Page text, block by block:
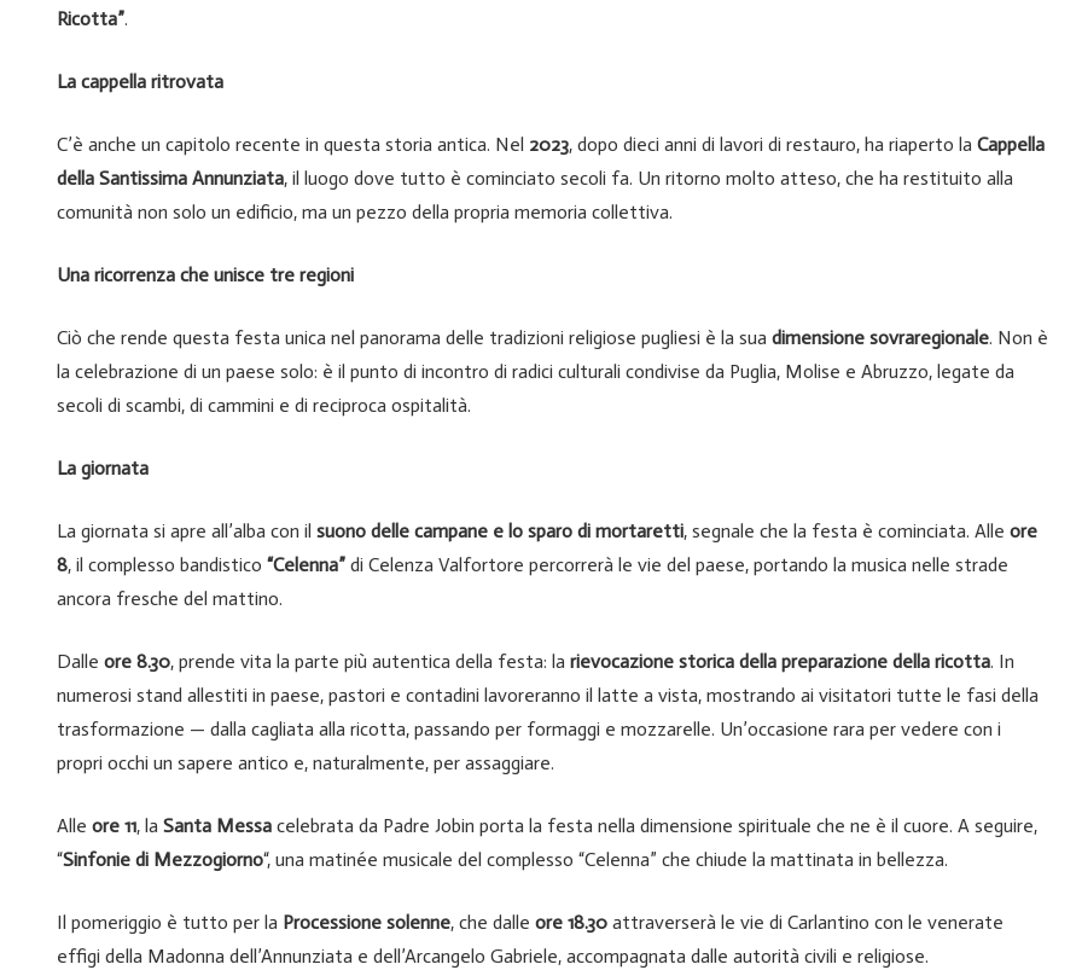
Ricotta”.
La cappella ritrovata
C’è anche un capitolo recente in questa storia antica. Nel 2023, dopo dieci anni di lavori di restauro, ha riaperto la Cappella
della Santissima Annunziata, il luogo dove tutto è cominciato secoli fa. Un ritorno molto atteso, che ha restituito alla
comunità non solo un edificio, ma un pezzo della propria memoria collettiva.
Una ricorrenza che unisce tre regioni
Ciò che rende questa festa unica nel panorama delle tradizioni religiose pugliesi è la sua dimensione sovraregionale. Non è
la celebrazione di un paese solo: è il punto di incontro di radici culturali condivise da Puglia, Molise e Abruzzo, legate da
secoli di scambi, di cammini e di reciproca ospitalità.
La giornata
La giornata si apre all’alba con il suono delle campane e lo sparo di mortaretti, segnale che la festa è cominciata. Alle ore
8, il complesso bandistico “Celenna” di Celenza Valfortore percorrerà le vie del paese, portando la musica nelle strade
ancora fresche del mattino.
Dalle ore 8.30, prende vita la parte più autentica della festa: la rievocazione storica della preparazione della ricotta. In
numerosi stand allestiti in paese, pastori e contadini lavoreranno il latte a vista, mostrando ai visitatori tutte le fasi della
trasformazione — dalla cagliata alla ricotta, passando per formaggi e mozzarelle. Un’occasione rara per vedere con i
propri occhi un sapere antico e, naturalmente, per assaggiare.
Alle ore 11, la Santa Messa celebrata da Padre Jobin porta la festa nella dimensione spirituale che ne è il cuore. A seguire,
“Sinfonie di Mezzogiorno“, una matinée musicale del complesso “Celenna” che chiude la mattinata in bellezza.
Il pomeriggio è tutto per la Processione solenne, che dalle ore 18.30 attraverserà le vie di Carlantino con le venerate
effigi della Madonna dell’Annunziata e dell’Arcangelo Gabriele, accompagnata dalle autorità civili e religiose.